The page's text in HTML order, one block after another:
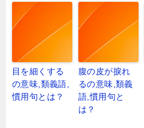
目を細くする
の意味,類義語,
慣用句とは？
腹の皮が捩れ
るの意味,類義
語,慣用句と
は？